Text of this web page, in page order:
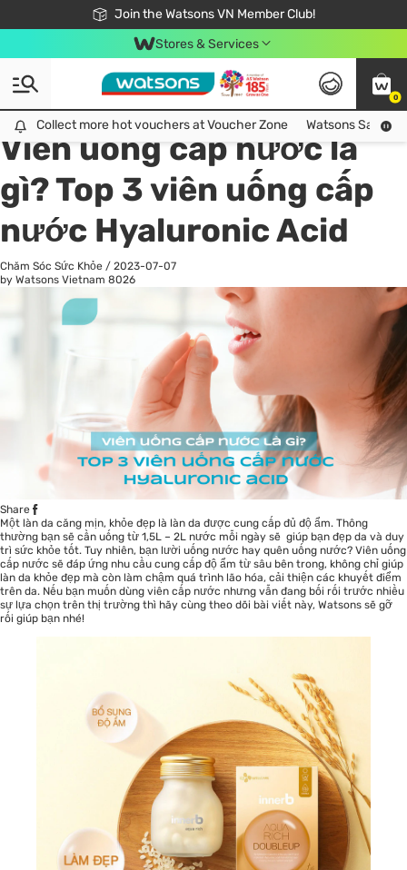
Join the Watsons VN Member Club!
Free Shipping For Order From 249,000Đ
24h Fast delivery in Hồ Chí Minh City
Stores & Services
0
Collect more hot vouchers at Voucher Zone
Collect more hot vouchers at Voucher Zone Watsons Safety
All
Chăm Sóc Cá Nhân
Viên uống cấp nước là
gì? Top 3 viên uống cấp
nước Hyaluronic Acid
Chăm Sóc Sức Khỏe / 2023-07-07
by Watsons Vietnam 8026
Share
Một làn da căng mịn, khỏe đẹp là làn da được cung cấp đủ độ ẩm. Thông
thường bạn sẽ cần uống từ 1,5L – 2L nước mỗi ngày sẽ giúp bạn đẹp da và duy
trì sức khỏe tốt. Tuy nhiên, bạn lười uống nước hay quên uống nước? Viên uống
cấp nước sẽ đáp ứng nhu cầu cung cấp độ ẩm từ sâu bên trong, không chỉ giúp
làn da khỏe đẹp mà còn làm chậm quá trình lão hóa, cải thiện các khuyết điểm
trên da. Nếu bạn muốn dùng viên cấp nước nhưng vẫn đang bối rối trước nhiều
sự lựa chọn trên thị trường thì hãy cùng theo dõi bài viết này, Watsons sẽ gỡ
rối giúp bạn nhé!